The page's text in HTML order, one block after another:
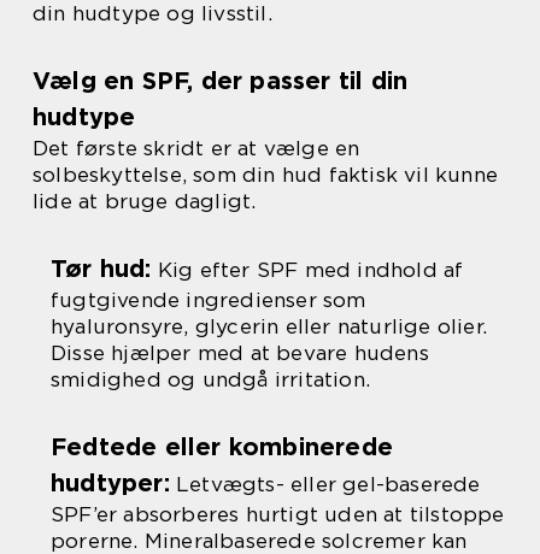
din hudtype og livsstil.
Vælg en SPF, der passer til din
hudtype
Det første skridt er at vælge en
solbeskyttelse, som din hud faktisk vil kunne
lide at bruge dagligt.
Tør hud: Kig efter SPF med indhold af
fugtgivende ingredienser som
hyaluronsyre, glycerin eller naturlige olier.
Disse hjælper med at bevare hudens
smidighed og undgå irritation.
Fedtede eller kombinerede
hudtyper: Letvægts- eller gel-baserede
SPF’er absorberes hurtigt uden at tilstoppe
porerne. Mineralbaserede solcremer kan